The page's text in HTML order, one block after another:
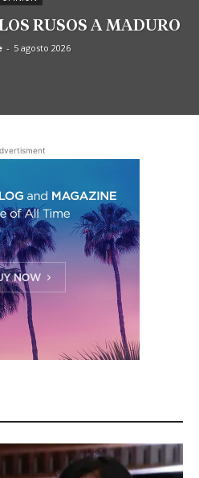
RUSOS A MADURO
- 5 agosto 2026